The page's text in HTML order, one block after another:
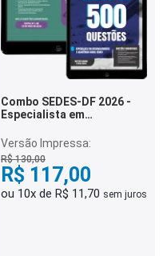
Combo SEDES-DF 2026 -
Especialista em
Assistência Social (EDAS) -
Psicologia
Versão Impressa:
R$ 130,00
R$ 117,00
ou 10x de R$ 11,70 sem juros